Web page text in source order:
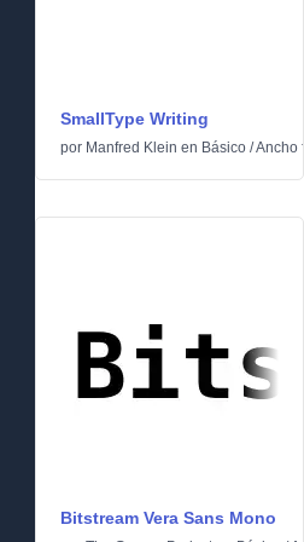
SmallType Writing
por Manfred Klein en Básico /Ancho
Bitstream Vera Sans Mono